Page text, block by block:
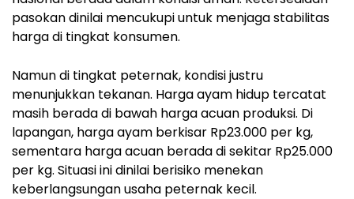
pasokan dinilai mencukupi untuk menjaga stabilitas
harga di tingkat konsumen.
Namun di tingkat peternak, kondisi justru
menunjukkan tekanan. Harga ayam hidup tercatat
masih berada di bawah harga acuan produksi. Di
lapangan, harga ayam berkisar Rp23.000 per kg,
sementara harga acuan berada di sekitar Rp25.000
per kg. Situasi ini dinilai berisiko menekan
keberlangsungan usaha peternak kecil.